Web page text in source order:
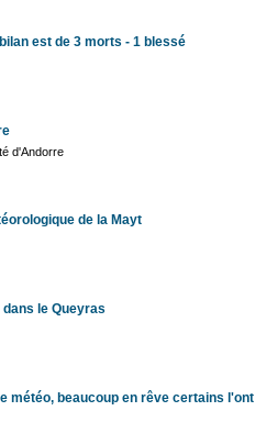
est de 3 morts - 1 blessé
d'Andorre
de la Mayt
le Queyras
météo, beaucoup en rêve certains l'ont